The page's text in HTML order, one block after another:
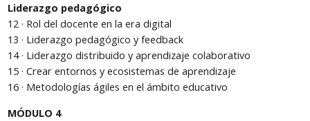
Liderazgo pedagógico
12 · Rol del docente en la era digital
13 · Liderazgo pedagógico y feedback
14 · Liderazgo distribuido y aprendizaje colaborativo
15 · Crear entornos y ecosistemas de aprendizaje
16 · Metodologías ágiles en el ámbito educativo
MÓDULO 4